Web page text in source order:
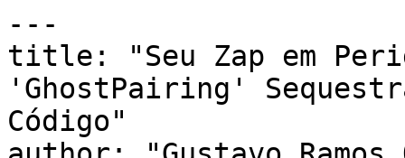
---
title: "Seu Zap em
'GhostPairing'
Código"